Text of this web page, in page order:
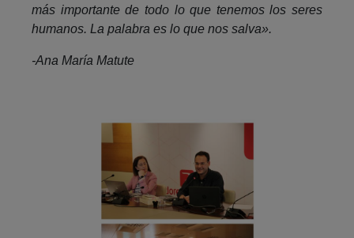
más importante de todo lo que tenemos los seres
humanos. La palabra es lo que nos salva».
-Ana María Matute